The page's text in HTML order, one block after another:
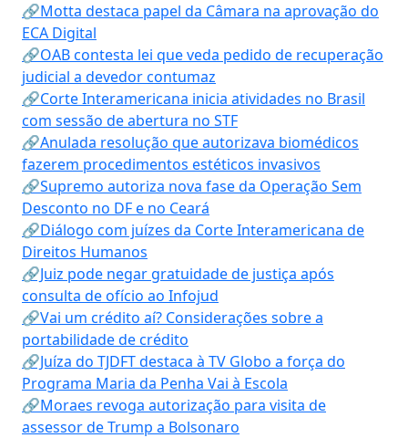
🔗Motta destaca papel da Câmara na aprovação do
ECA Digital
🔗OAB contesta lei que veda pedido de recuperação
judicial a devedor contumaz
🔗Corte Interamericana inicia atividades no Brasil
com sessão de abertura no STF
🔗Anulada resolução que autorizava biomédicos
fazerem procedimentos estéticos invasivos
🔗Supremo autoriza nova fase da Operação Sem
Desconto no DF e no Ceará
🔗Diálogo com juízes da Corte Interamericana de
Direitos Humanos
🔗Juiz pode negar gratuidade de justiça após
consulta de ofício ao Infojud
🔗Vai um crédito aí? Considerações sobre a
portabilidade de crédito
🔗Juíza do TJDFT destaca à TV Globo a força do
Programa Maria da Penha Vai à Escola
🔗Moraes revoga autorização para visita de
assessor de Trump a Bolsonaro